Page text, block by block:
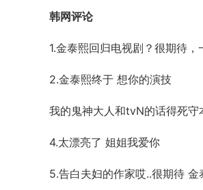
韩网评论
1.金泰熙回归电视剧？很期待，
2.金泰熙终于 想你的演技
我的鬼神大人和tvN的话得死
4.太漂亮了 姐姐我爱你
5.告白夫妇的作家哎..很期待 金